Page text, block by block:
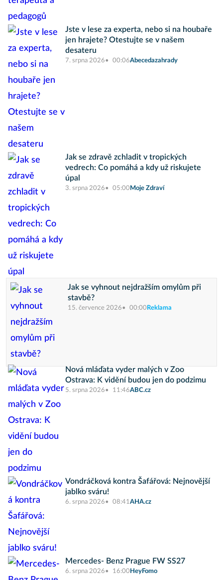
Jste v lese za experta, nebo si na houbaře
jen hrajete? Otestujte se v našem
desateru
7. srpna 2026 00:06Abecedazahrady
Jak se zdravě zchladit v tropických
vedrech: Co pomáhá a kdy už riskujete
úpal
3. srpna 2026 05:00 Moje Zdraví
Jak se vyhnout nejdražším omylům při
stavbě?
15. července 2026 00:00 Reklama
Nová mláďata vyder malých v Zoo
Ostrava: K vidění budou jen do podzimu
5. srpna 2026 11:46ABC.cz
Vondráčková kontra Šafářová: Nejnovější
jablko sváru!
6. srpna 2026 08:41AHA.cz
Mercedes- Benz Prague FW SS27
6. srpna 2026 16:00 HeyFomo